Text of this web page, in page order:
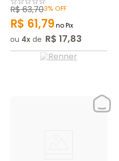
R$63,703% OFF
R$ 61,79no Pix
ou 4 de R$ 17,83